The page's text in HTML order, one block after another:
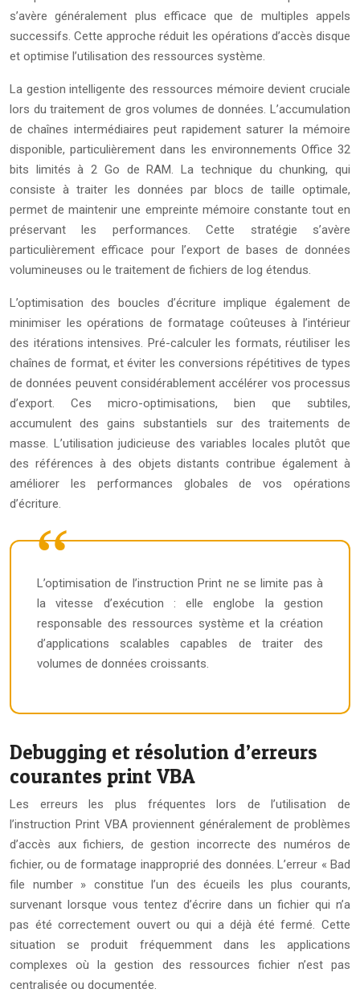
s’avère généralement plus efficace que de multiples appels
successifs. Cette approche réduit les opérations d’accès disque
et optimise l’utilisation des ressources système.
La gestion intelligente des ressources mémoire devient cruciale
lors du traitement de gros volumes de données. L’accumulation
de chaînes intermédiaires peut rapidement saturer la mémoire
disponible, particulièrement dans les environnements Office 32
bits limités à 2 Go de RAM. La technique du chunking, qui
consiste à traiter les données par blocs de taille optimale,
permet de maintenir une empreinte mémoire constante tout en
préservant les performances. Cette stratégie s’avère
particulièrement efficace pour l’export de bases de données
volumineuses ou le traitement de fichiers de log étendus.
L’optimisation des boucles d’écriture implique également de
minimiser les opérations de formatage coûteuses à l’intérieur
des itérations intensives. Pré-calculer les formats, réutiliser les
chaînes de format, et éviter les conversions répétitives de types
de données peuvent considérablement accélérer vos processus
d’export. Ces micro-optimisations, bien que subtiles,
accumulent des gains substantiels sur des traitements de
masse. L’utilisation judicieuse des variables locales plutôt que
des références à des objets distants contribue également à
améliorer les performances globales de vos opérations
d’écriture.
L’optimisation de l’instruction Print ne se limite pas à
la vitesse d’exécution : elle englobe la gestion
responsable des ressources système et la création
d’applications scalables capables de traiter des
volumes de données croissants.
Debugging et résolution d’erreurs
courantes print VBA
Les erreurs les plus fréquentes lors de l’utilisation de
l’instruction Print VBA proviennent généralement de problèmes
d’accès aux fichiers, de gestion incorrecte des numéros de
fichier, ou de formatage inapproprié des données. L’erreur « Bad
file number » constitue l’un des écueils les plus courants,
survenant lorsque vous tentez d’écrire dans un fichier qui n’a
pas été correctement ouvert ou qui a déjà été fermé. Cette
situation se produit fréquemment dans les applications
complexes où la gestion des ressources fichier n’est pas
centralisée ou documentée.